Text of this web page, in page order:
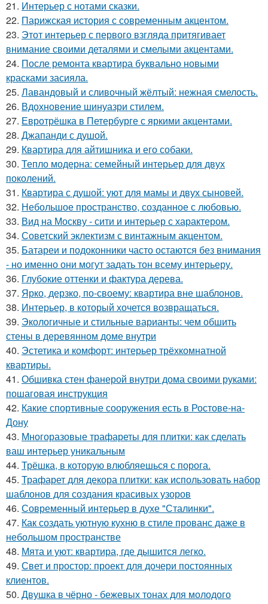
21. Интерьер с нотами сказки.
22. Парижская история с современным акцентом.
23. Этот интерьер с первого взгляда притягивает
внимание своими деталями и смелыми акцентами.
24. После ремонта квартира буквально новыми
красками засияла.
25. Лавандовый и сливочный жёлтый: нежная смелость.
26. Вдохновение шинуазри стилем.
27. Евротрёшка в Петербурге с яркими акцентами.
28. Джапанди с душой.
29. Квартира для айтишника и его собаки.
30. Тепло модерна: семейный интерьер для двух
поколений.
31. Квартира с душой: уют для мамы и двух сыновей.
32. Небольшое пространство, созданное с любовью.
33. Вид на Москву - сити и интерьер с характером.
34. Советский эклектизм с винтажным акцентом.
35. Батареи и подоконники часто остаются без внимания
- но именно они могут задать тон всему интерьеру.
36. Глубокие оттенки и фактура дерева.
37. Ярко, дерзко, по-своему: квартира вне шаблонов.
38. Интерьер, в который хочется возвращаться.
39. Экологичные и стильные варианты: чем обшить
стены в деревянном доме внутри
40. Эстетика и комфорт: интерьер трёхкомнатной
квартиры.
41. Обшивка стен фанерой внутри дома своими руками:
пошаговая инструкция
42. Какие спортивные сооружения есть в Ростове-на-
Дону
43. Многоразовые трафареты для плитки: как сделать
ваш интерьер уникальным
44. Трёшка, в которую влюбляешься с порога.
45. Трафарет для декора плитки: как использовать набор
шаблонов для создания красивых узоров
46. Современный интерьер в духе "Сталинки".
47. Как создать уютную кухню в стиле прованс даже в
небольшом пространстве
48. Мята и уют: квартира, где дышится легко.
49. Свет и простор: проект для дочери постоянных
клиентов.
50. Двушка в чёрно - бежевых тонах для молодого